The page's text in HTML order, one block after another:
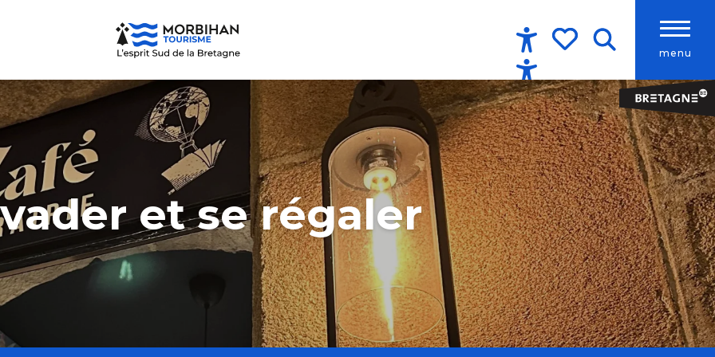
menu
Accessibilité
et se régaler